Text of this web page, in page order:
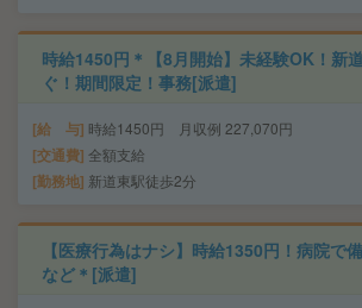
時給1450円＊【8月開始】未経験OK！新
ぐ！期間限定！事務[派遣]
給 与 時給1450円 月収例 227,070円
交通費 全額支給
勤務地 新道東駅徒歩2分
【医療行為はナシ】時給1350円！病院で
など＊[派遣]